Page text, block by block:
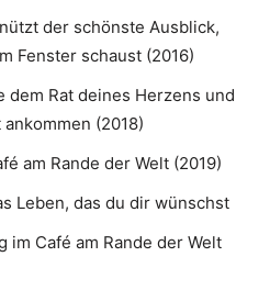
der schönste Ausblick,
Fenster schaust (2016)
dem Rat deines Herzens und
(2018)
am Rande der Welt (2019)
Leben, das du dir wünschst
im Café am Rande der Welt